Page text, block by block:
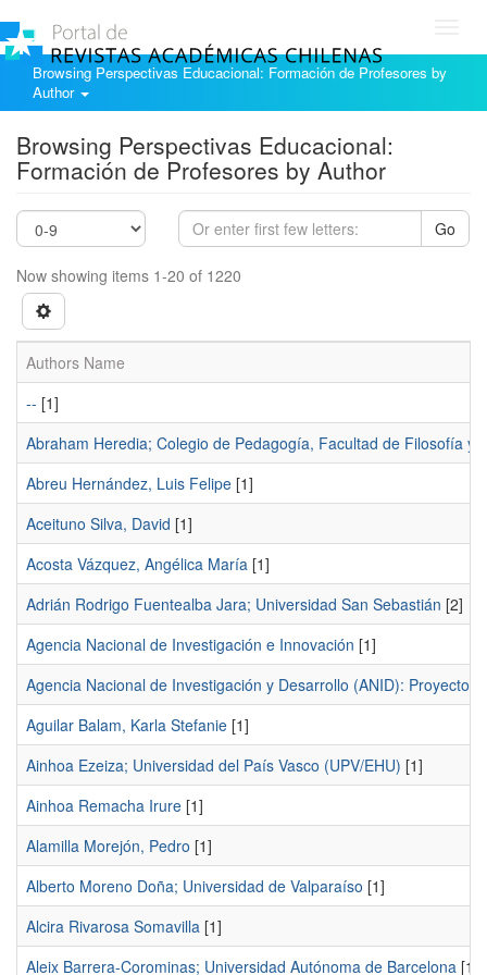
Browsing Perspectivas Educacional: Formación de Profesores by
Author
Browsing Perspectivas Educacional:
Formación de Profesores by Author
Go
Now showing items 1-20 of 1220
Authors Name
-- [1]
Abraham Heredia; Colegio de Pedagogía, Facultad de Filosofía y
Abreu Hernández, Luis Felipe [1]
Aceituno Silva, David [1]
Acosta Vázquez, Angélica María [1]
Adrián Rodrigo Fuentealba Jara; Universidad San Sebastián [2]
Agencia Nacional de Investigación e Innovación [1]
Agencia Nacional de Investigación y Desarrollo (ANID): Proyecto
Aguilar Balam, Karla Stefanie [1]
Ainhoa Ezeiza; Universidad del País Vasco (UPV/EHU) [1]
Ainhoa Remacha Irure [1]
Alamilla Morejón, Pedro [1]
Alberto Moreno Doña; Universidad de Valparaíso [1]
Alcira Rivarosa Somavilla [1]
Aleix Barrera-Corominas; Universidad Autónoma de Barcelona [1]